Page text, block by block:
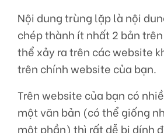
Nội dung trùng lặp là nội
chép thành ít nhất 2 bản
thể xảy ra trên các website
trên chính website của bạn.
Trên website của bạn có
một văn bản (có thể giống
một phần) thì rất dễ bị dính